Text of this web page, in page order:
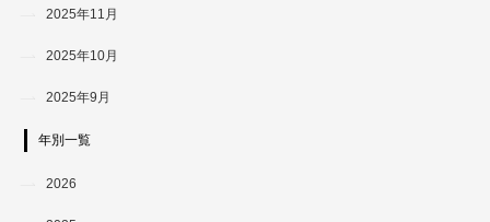
2025年11月
2025年10月
2025年9月
年別一覧
2026